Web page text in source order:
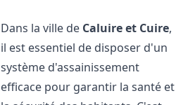
Dans la ville de Caluire et Cuire,
il est essentiel de disposer d'un
système d'assainissement
efficace pour garantir la santé et